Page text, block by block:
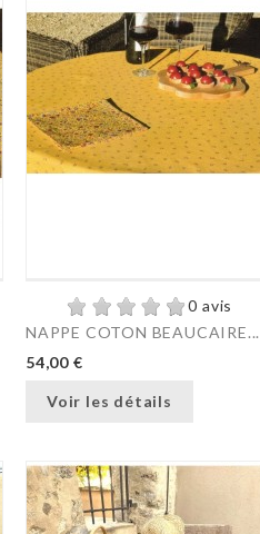
0 avis
NAPPE COTON BEAUCAIRE...
54,00 €
Voir les détails